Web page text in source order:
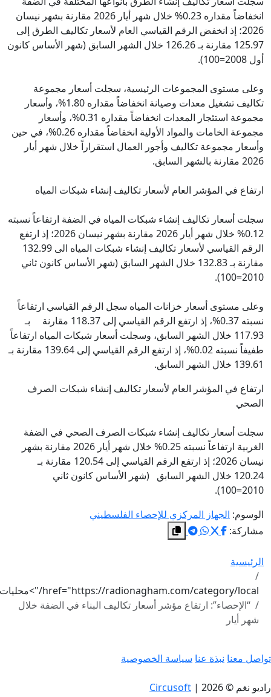
انخفاضاً مقداره 0.23% خلال شهر أيار 2026 مقارنة بشهر نيسان
2026؛ إذ انخفض الرقم القياسي العام لأسعار تكاليف الطرق إلى
125.97 مقارنة بـ 126.26 خلال الشهر السابق (شهر الأساس كانون
أول 2008=100).
وعلى مستوى المجموعات الرئيسية، سجلت أسعار مجموعة
تكاليف تشغيل معدات وصيانة انخفاضاً مقداره 1.80%، وأسعار
مجموعة استئجار المعدات انخفاضاً مقداره 0.31%، وأسعار
مجموعة الخامات والمواد الأولية انخفاضاً مقداره 0.26%، في حين
وأسعار مجموعة تكاليف وأجور العمال استقراراً خلال شهر أيار
2026 مقارنة بالشهر السابق.
ارتفاع في المؤشر العام لأسعار تكاليف إنشاء شبكات المياه
سجلت أسعار تكاليف إنشاء شبكات المياه في الضفة ارتفاعاً نسبته
0.12% خلال شهر أيار 2026 مقارنة بشهر نيسان 2026؛ إذ ارتفع
الرقم القياسي لأسعار تكاليف إنشاء شبكات المياه الى 132.99
مقارنة بـ 132.83 خلال الشهر السابق (شهر الأساس كانون ثاني
2010=100).
وعلى مستوى أسعار خزانات المياه سجل الرقم القياسي ارتفاعاً
نسبته 0.37%، إذ ارتفع الرقم القياسي إلى 118.37 مقارنة بـ
117.93 خلال الشهر السابق، وسجلت أسعار شبكات المياه ارتفاعاً
طفيفاً نسبته 0.02%، إذ ارتفع الرقم القياسي إلى 139.64 مقارنة بـ
139.61 خلال الشهر السابق.
ارتفاع في المؤشر العام لأسعار تكاليف إنشاء شبكات الصرف
الصحي
سجلت أسعار تكاليف إنشاء شبكات الصرف الصحي في الضفة
الغربية ارتفاعاً نسبته 0.25% خلال شهر أيار 2026 مقارنة بشهر
نيسان 2026؛ إذ ارتفع الرقم القياسي إلى 120.54 مقارنة بـ
120.24 خلال الشهر السابق (شهر الأساس كانون ثاني
2010=100).
الوسوم: الجهاز المركزي للإحصاء الفلسطيني
مشاركة:
الرئيسية
href="https://radionagham.com/category/local/">محليات
“الإحصاء”: ارتفاع مؤشر أسعار تكاليف البناء في الضفة خلال
شهر أيار
تواصل معنا نبذة عنا سياسة الخصوصية
راديو نغم © 2026 |
Circusoft